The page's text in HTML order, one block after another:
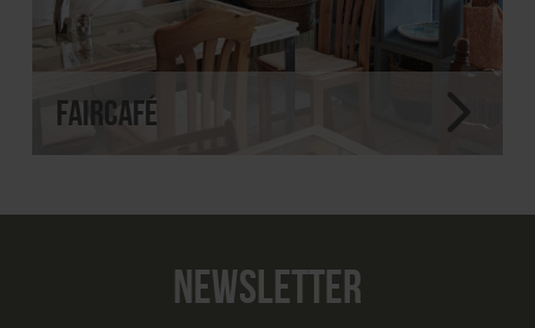
FairCafé
NEWSLETTER